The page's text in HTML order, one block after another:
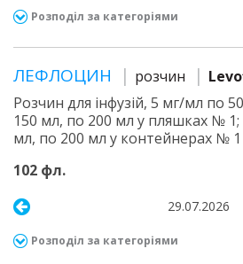
Розподіл за категоріями
ЛЕФЛОЦИН розчин
Розчин для інфузій, 5 мг/мл по
150 мл, по 200 мл у пляшках №
мл, по 200 мл у контейнерах № 1
102 фл.
29.07.2026
Розподіл за категоріями